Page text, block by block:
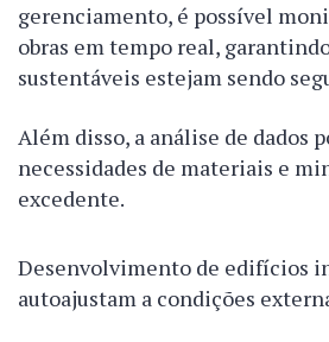
gerenciamento, é possível
obras em tempo real,
sustentáveis estejam sendo
Além disso, a análise de dados
necessidades de materiais e
excedente.
Desenvolvimento de edifícios
autoajustam a condições